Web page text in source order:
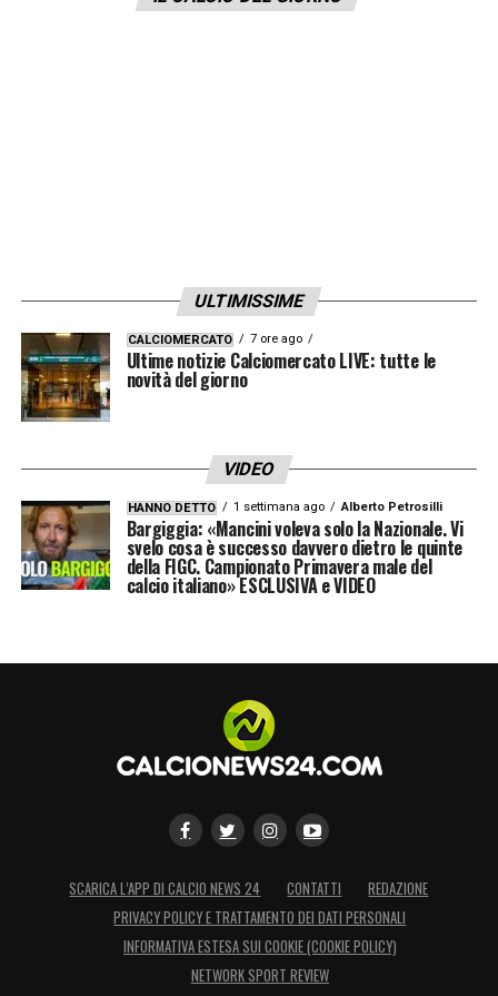
ULTIMISSIME
CALCIOMERCATO 7 ore ago
Ultime notizie Calciomercato LIVE: tutte le
novità del giorno
VIDEO
HANNO DETTO 1 settimana ago Alberto Petrosilli
Bargiggia: «Mancini voleva solo la Nazionale. Vi
svelo cosa è successo davvero dietro le quinte
della FIGC. Campionato Primavera male del
calcio italiano» ESCLUSIVA e VIDEO
SCARICA L’APP DI CALCIO NEWS 24 CONTATTI
REDAZIONE
PRIVACY POLICY E TRATTAMENTO DEI DATI PERSONALI
INFORMATIVA ESTESA SUI COOKIE (COOKIE POLICY)
NETWORK SPORT REVIEW